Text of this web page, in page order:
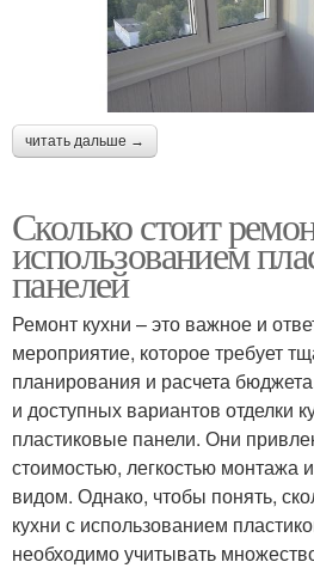
читать дальше →
Сколько стоит
использованием
панелей
Ремонт кухни – это важное и
мероприятие, которое требует
планирования и расчета
и доступных вариантов отделки
пластиковые панели. Они
стоимостью, легкостью монтажа
видом. Однако, чтобы понять,
кухни с использованием
необходимо учитывать